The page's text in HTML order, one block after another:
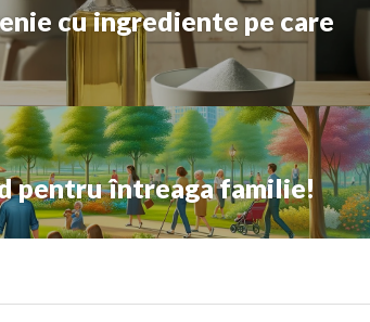
cu ingrediente pe care
pentru întreaga familie!